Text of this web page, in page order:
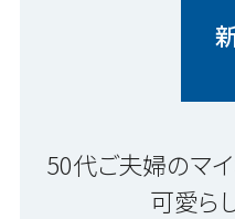
50代ご夫婦のマ
可愛ら